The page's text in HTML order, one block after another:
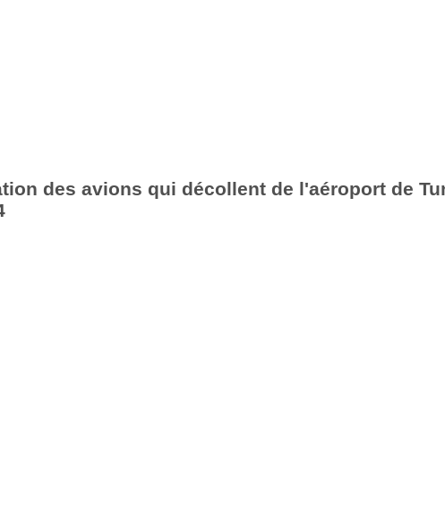
des avions qui décollent de l'aéroport de